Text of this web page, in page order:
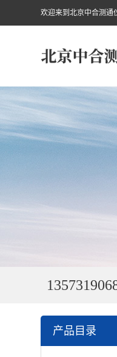
欢迎来到北京中合测通
产品目录